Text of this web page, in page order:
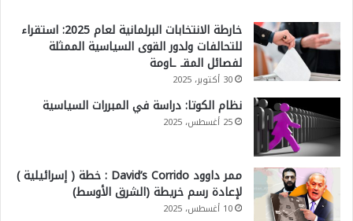
خارطة الانتخابات البرلمانية لعام 2025: استقراء
للتحالفات ولدور القوى السياسية الممثلة
لفصائل المقـ ـاومة
30 أكتوبر، 2025
نظام الكوتا: دراسة في المبررات السياسية
25 أغسطس، 2025
ممر داوود David’s Corrido : خطة ( إسرائيلية )
لإعادة رسم خريطة (الشرق الأوسط)
10 أغسطس، 2025